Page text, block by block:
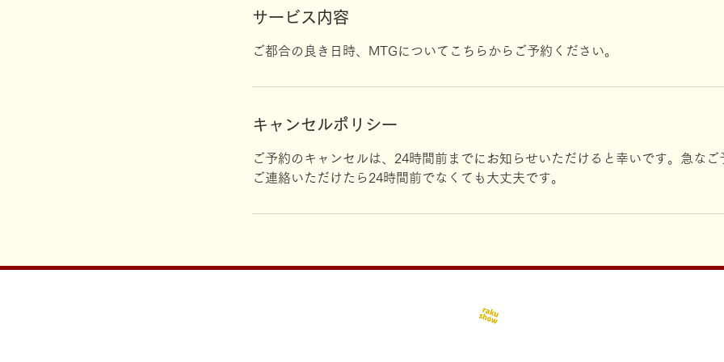
サービス内容
ご都合の良き日時、MTGについてこちらからご予約ください。
キャンセルポリシー
ご予約のキャンセルは、24時間前までにお知らせいただけると幸いです。急なご
ご連絡いただけたら24時間前でなくても大丈夫です。